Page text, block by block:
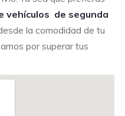
vehículos de segunda
la comodidad de tu
por superar tus